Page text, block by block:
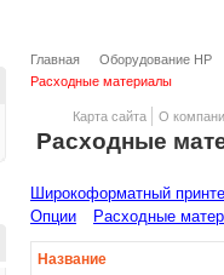
Карта сайта О
Главная
Оборудование HP
Расходные материалы
Расходные
Широкоформатный
Опции
Расходные
Название